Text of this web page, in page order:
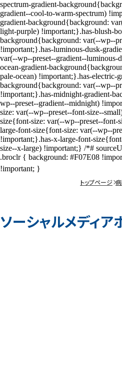
トップページ
ソーシャルメディア